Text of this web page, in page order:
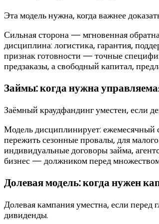
Эта модель нужна, когда важнее
Сильная сторона — мгновенная
дисциплина: логистика, гарантия,
признак готовности — точные
предзаказы, а свободный капитал,
Займы: когда нужна
Заёмный краудфандинг уместен, если
Модель дисциплинирует: ежемесячный
пережить сезонные провалы, для
индивидуальные договоры займа,
бизнес — должником перед множеством
Долевая модель: когда нужен
Долевая кампания уместна, если
дивиденды.